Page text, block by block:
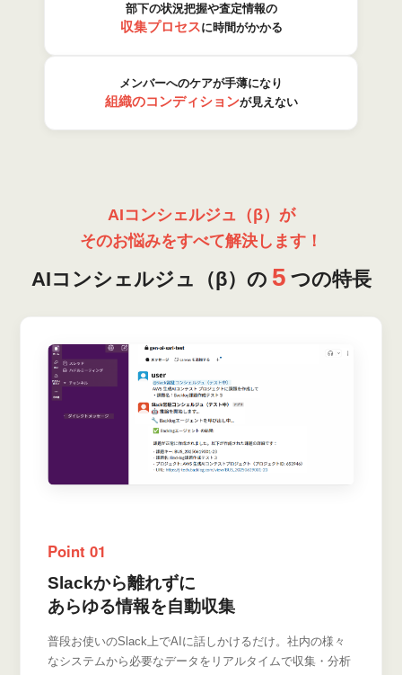
部下の状況把握や査定情報の
収集プロセスに時間がかかる
メンバーへのケアが手薄になり
組織のコンディションが見えない
AIコンシェルジュ（β）が
そのお悩みをすべて解決します！
AIコンシェルジュ（β）の 5 つの特長
Point 01
Slackから離れずに
あらゆる情報を自動収集
普段お使いのSlack上でAIに話しかけるだけ。社内の様々
なシステムから必要なデータをリアルタイムで収集・分析